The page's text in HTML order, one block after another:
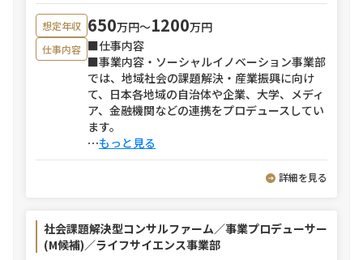
想定年収 650万円〜1200万円
仕事内容 ■仕事内容
■事業内容・ソーシャルイノベーション事業部
では、地域社会の課題解決・産業振興に向け
て、日本各地域の自治体や企業、大学、メディ
ア、金融機関などの連携をプロデュースしてい
ます。
⋯もっと見る
詳細を見る
社会課題解決型コンサルファーム／事業プロデューサー
(M候補)／ライフサイエンス事業部